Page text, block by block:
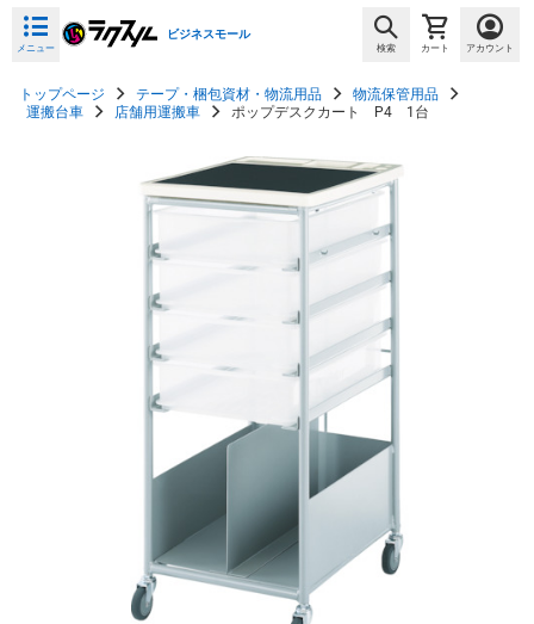
メニュー
ビジネスモール
検索 カート アカウント
トップページ テープ・梱包資材・物流用品
物流保管用品
運搬台車
店舗用運搬車 ポップデスクカート P4 1台